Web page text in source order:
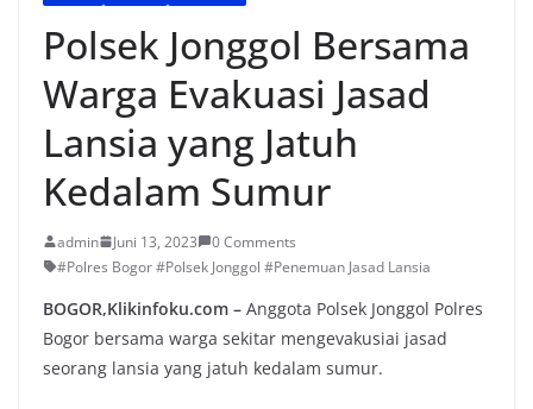
Polsek Jonggol Bersama
Warga Evakuasi Jasad
Lansia yang Jatuh
Kedalam Sumur
admin Juni 13, 2023
0 Comments
#Polres Bogor #Polsek Jonggol #Penemuan Jasad Lansia
BOGOR,Klikinfoku.com – Anggota Polsek Jonggol Polres
Bogor bersama warga sekitar mengevakusiai jasad
seorang lansia yang jatuh kedalam sumur.